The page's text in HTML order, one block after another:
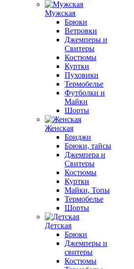
Мужская
Брюки
Ветровки
Джемперы и
Свитеры
Костюмы
Куртки
Пуховики
Термобелье
Футболки и
Майки
Шорты
Женская
Бриджи
Брюки, тайсы
Джемпера и
Свитеры
Костюмы
Куртки
Майки, Топы
Термобелье
Шорты
Детская
Брюки
Джемперы и
свитеры
Костюмы